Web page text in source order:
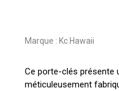
Marque : Kc Hawaii
Ce porte-clés présente
méticuleusement